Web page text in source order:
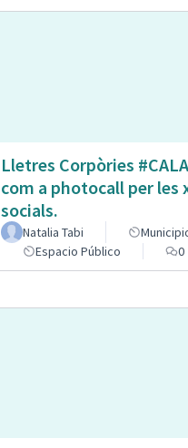
Lletres Corpòries
com a photocall per les
socials.
Natalia Tabi
Espacio Público
0